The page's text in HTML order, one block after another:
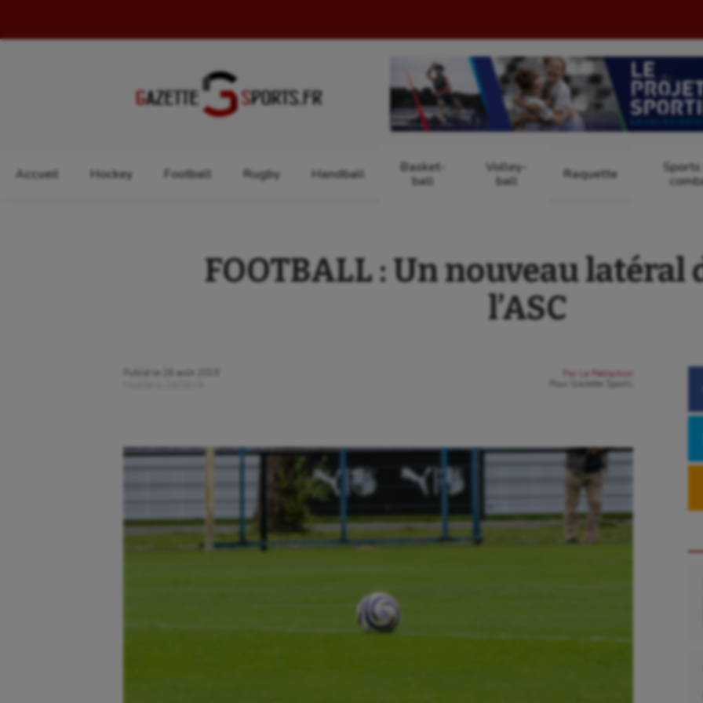
Accueil Hockey Football Rugby Handball
Basket-
ball
Volley-
ball
Raquette
FOOTBALL : Un nouveau
l’ASC
Publié le
26 août 2019
Par
La Rédaction
Gazette Sports